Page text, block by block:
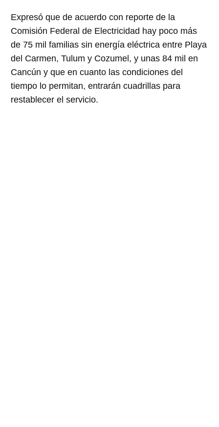
Expresó que de acuerdo con reporte de la
Comisión Federal de Electricidad hay poco más
de 75 mil familias sin energía eléctrica entre Playa
del Carmen, Tulum y Cozumel, y unas 84 mil en
Cancún y que en cuanto las condiciones del
tiempo lo permitan, entrarán cuadrillas para
restablecer el servicio.